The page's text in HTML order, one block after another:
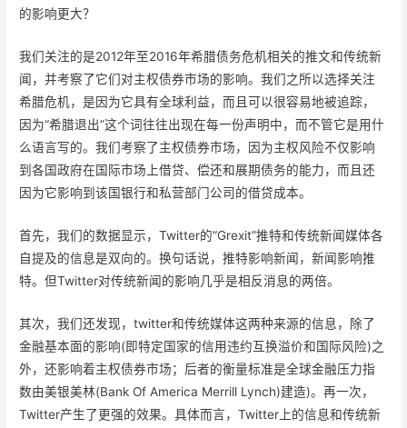
的影响更大？
我们关注的是2012年至2016年希腊债务危机相关的推文和传统新
闻，并考察了它们对主权债券市场的影响。我们之所以选择关注
希腊危机，是因为它具有全球利益，而且可以很容易地被追踪，
因为“希腊退出”这个词往往出现在每一份声明中，而不管它是用什
么语言写的。我们考察了主权债券市场，因为主权风险不仅影响
到各国政府在国际市场上借贷、偿还和展期债务的能力，而且还
因为它影响到该国银行和私营部门公司的借贷成本。
首先，我们的数据显示，Twitter的“Grexit”推特和传统新闻媒体各
自提及的信息是双向的。换句话说，推特影响新闻，新闻影响推
特。但Twitter对传统新闻的影响几乎是相反消息的两倍。
其次，我们还发现，twitter和传统媒体这两种来源的信息，除了
金融基本面的影响(即特定国家的信用违约互换溢价和国际风险)之
外，还影响着主权债券市场；后者的衡量标准是全球金融压力指
数由美银美林(Bank Of America Merrill Lynch)建造)。再一次，
Twitter产生了更强的效果。具体而言，Twitter上的信息和传统新